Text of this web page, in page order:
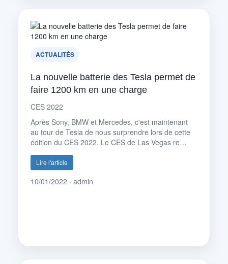
ACTUALITÉS
La nouvelle batterie des Tesla permet de
faire 1200 km en une charge
CES 2022
Après Sony, BMW et Mercedes, c'est maintenant
au tour de Tesla de nous surprendre lors de cette
édition du CES 2022. Le CES de Las Vegas re…
Lire l'article
10/01/2022 · admin